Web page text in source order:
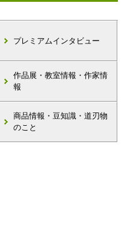
プレミアムインタビュー
作品展・教室情報・作家情
報
商品情報・豆知識・道刃物
のこと